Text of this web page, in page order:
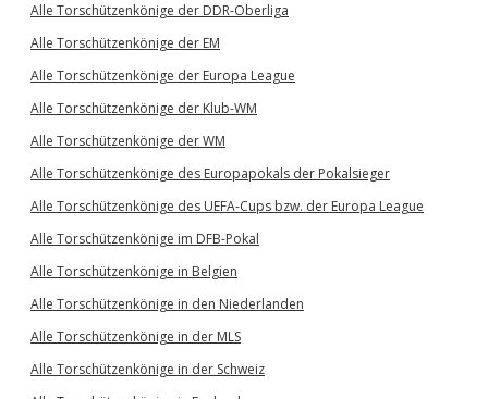
Alle Torschützenkönige der DDR-Oberliga
Alle Torschützenkönige der EM
Alle Torschützenkönige der Europa League
Alle Torschützenkönige der Klub-WM
Alle Torschützenkönige der WM
Alle Torschützenkönige des Europapokals der Pokalsieger
Alle Torschützenkönige des UEFA-Cups bzw. der Europa League
Alle Torschützenkönige im DFB-Pokal
Alle Torschützenkönige in Belgien
Alle Torschützenkönige in den Niederlanden
Alle Torschützenkönige in der MLS
Alle Torschützenkönige in der Schweiz